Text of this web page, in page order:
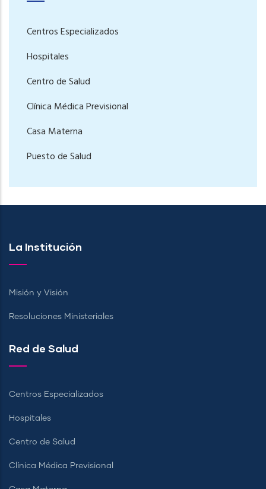
Centros Especializados
Hospitales
Centro de Salud
Clínica Médica Previsional
Casa Materna
Puesto de Salud
La Institución
Misión y Visión
Resoluciones Ministeriales
Red de Salud
Centros Especializados
Hospitales
Centro de Salud
Clínica Médica Previsional